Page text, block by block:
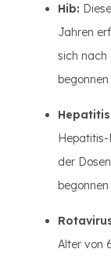
Hib:
Jahren
sich nach
Hepatitis
der
Alter von